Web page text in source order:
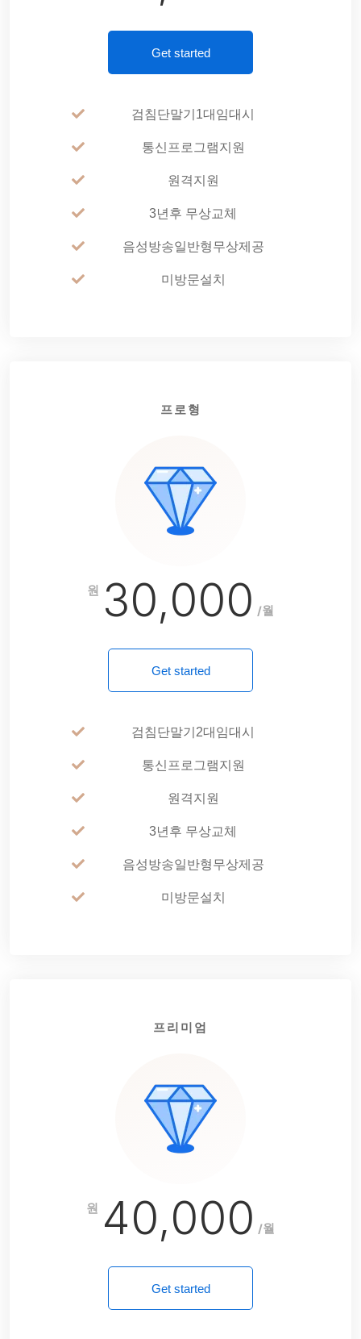
Get started
검침단말기1대임대시
통신프로그램지원
원격지원
3년후 무상교체
음성방송일반형무상제공
미방문설치
프로형
원 30,000 /월
Get started
검침단말기2대임대시
통신프로그램지원
원격지원
3년후 무상교체
음성방송일반형무상제공
미방문설치
프리미엄
원 40,000 /월
Get started